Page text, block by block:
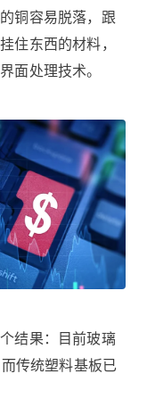
铜容易脱落，跟
住东西的材料，
面处理技术。
结果：目前玻璃
而传统塑料基板已